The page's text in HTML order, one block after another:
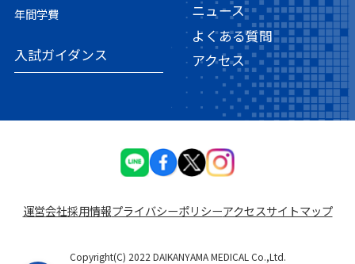
年間学費
入試ガイダンス
ニュース
よくある質問
アクセス
運営会社採⽤情報プライバシーポリシーアクセスサイトマップ
Copyright(C) 2022 DAIKANYAMA MEDICAL Co.,Ltd.